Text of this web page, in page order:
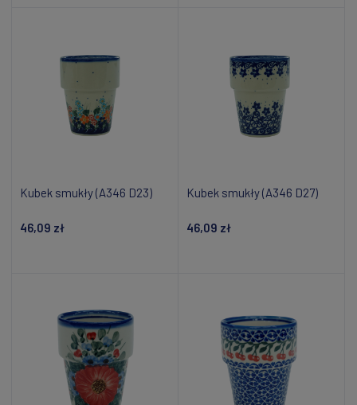
Kubek smukły (A346 D23)
46,09 zł
Kubek smukły (A346 D27)
46,09 zł